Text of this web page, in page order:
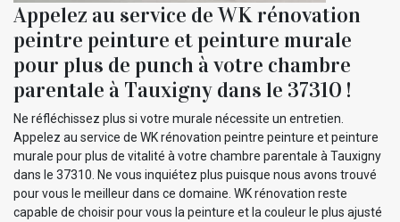
Appelez au service de WK rénovation
peintre peinture et peinture murale
pour plus de punch à votre chambre
parentale à Tauxigny dans le 37310 !
Ne réfléchissez plus si votre murale nécessite un entretien.
Appelez au service de WK rénovation peintre peinture et peinture
murale pour plus de vitalité à votre chambre parentale à Tauxigny
dans le 37310. Ne vous inquiétez plus puisque nous avons trouvé
pour vous le meilleur dans ce domaine. WK rénovation reste
capable de choisir pour vous la peinture et la couleur le plus ajusté